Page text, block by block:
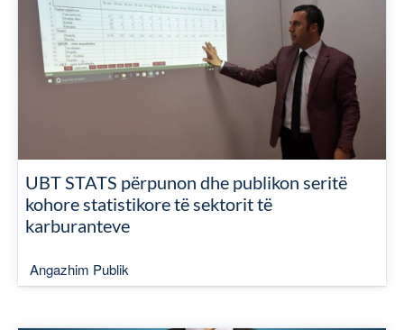
UBT STATS përpunon dhe publikon seritë
kohore statistikore të sektorit të
karburanteve
Angazhim Publik